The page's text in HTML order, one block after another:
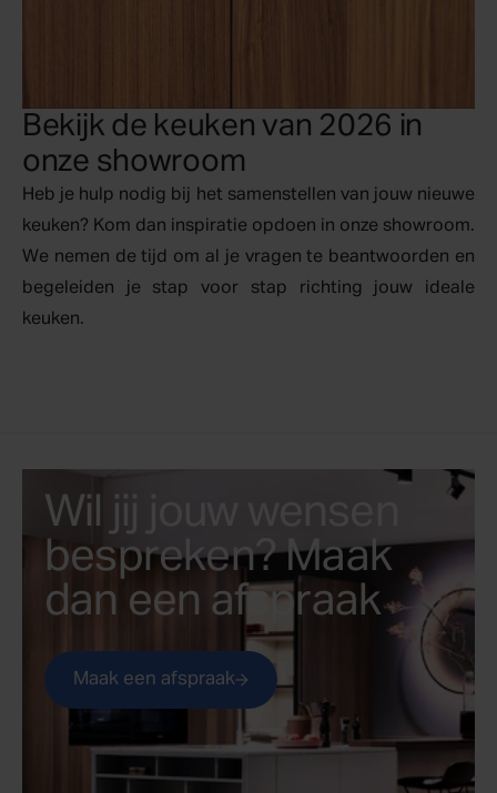
Bekijk de keuken van 2026 in
onze showroom
Heb je hulp nodig bij het samenstellen van jouw nieuwe
keuken? Kom dan inspiratie opdoen in onze showroom.
We nemen de tijd om al je vragen te beantwoorden en
begeleiden je stap voor stap richting jouw ideale
keuken.
Wil jij jouw wensen
bespreken? Maak
dan een afspraak
Maak een afspraak